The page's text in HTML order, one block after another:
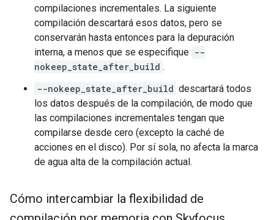
compilaciones incrementales. La siguiente
compilación descartará esos datos, pero se
conservarán hasta entonces para la depuración
interna, a menos que se especifique --
nokeep_state_after_build .
--nokeep_state_after_build descartará todos
los datos después de la compilación, de modo que
las compilaciones incrementales tengan que
compilarse desde cero (excepto la caché de
acciones en el disco). Por sí sola, no afecta la marca
de agua alta de la compilación actual.
Cómo intercambiar la flexibilidad de